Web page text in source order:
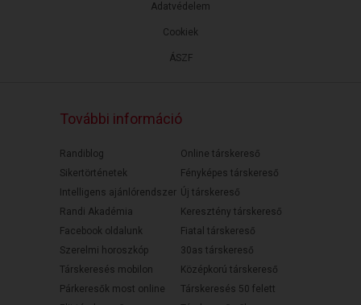
ÁSZF
Adatvédelem
Cookiek
További információ
Randiblog
Sikertörténetek
Intelligens ajánlórendszer
Randi Akadémia
Facebook oldalunk
Szerelmi horoszkóp
Társkeresés mobilon
Párkeresők most online
Online társkereső
Fényképes társkereső
Új társkereső
Keresztény társkereső
Fiatal társkereső
30as társkereső
Középkorú társkereső
Társkeresés 50 felett